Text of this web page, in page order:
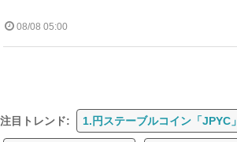
08/08 05:00
注目トレンド: 1.円ステーブルコイン「JPYC」